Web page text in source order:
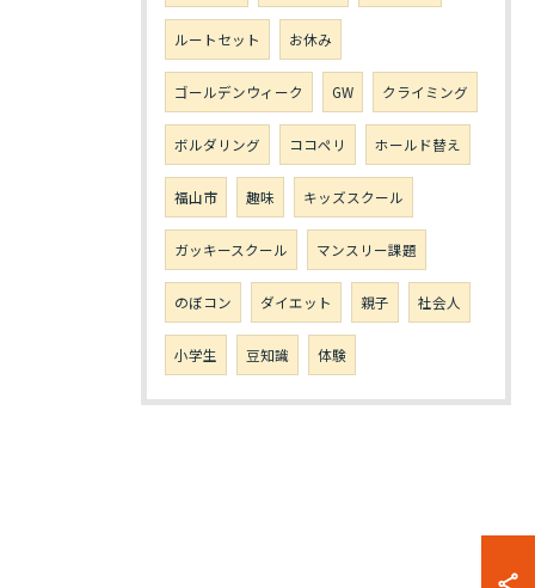
ルートセット お休み
ゴールデンウィーク GW クライミング
ボルダリング ココペリ ホールド替え
福山市 趣味 キッズスクール
ガッキースクール マンスリー課題
のぼコン ダイエット 親子 社会人
小学生 豆知識 体験